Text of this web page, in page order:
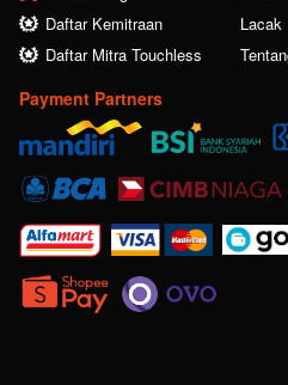
Daftar Kemitraan
Daftar Mitra Touchless
Lacak
Payment Partners